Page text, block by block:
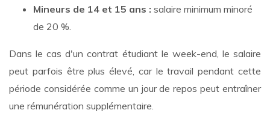
Mineurs de 14 et 15 ans : salaire minimum minoré
de 20 %.
Dans le cas d'un contrat étudiant le week-end, le salaire
peut parfois être plus élevé, car le travail pendant cette
période considérée comme un jour de repos peut entraîner
une rémunération supplémentaire.